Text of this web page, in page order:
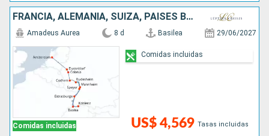
FRANCIA, ALEMANIA, SUIZA, PAISES BAJOS
Comidas incluidas
Amadeus Aurea 8 d Basilea 29/06/2027
US$ 4,569 Tasas incluidas
Comidas incluidas